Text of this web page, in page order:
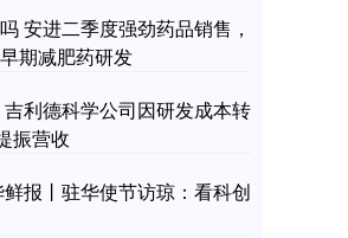
安进二季度强劲药品销售，
期减肥药研发
利德科学公司因研发成本转
振营收
报丨驻华使节访琼：看科创